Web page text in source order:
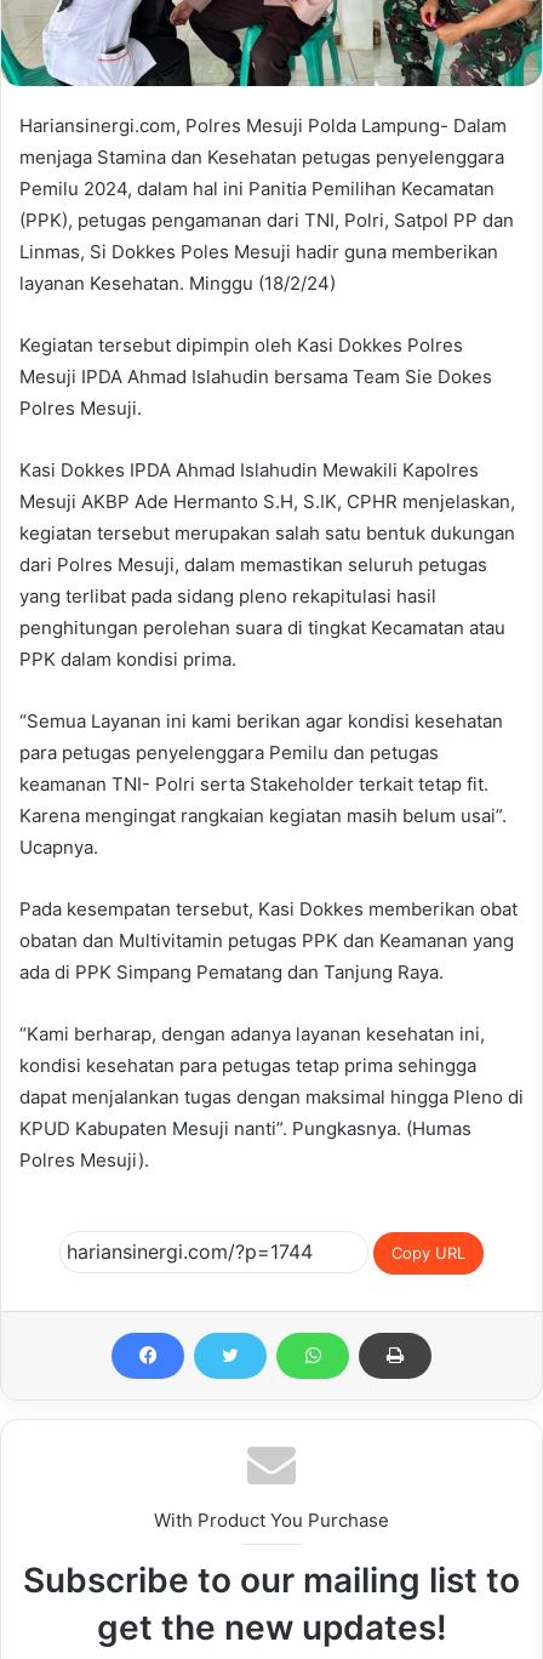
Hariansinergi.com, Polres Mesuji Polda Lampung- Dalam
menjaga Stamina dan Kesehatan petugas penyelenggara
Pemilu 2024, dalam hal ini Panitia Pemilihan Kecamatan
(PPK), petugas pengamanan dari TNI, Polri, Satpol PP dan
Linmas, Si Dokkes Poles Mesuji hadir guna memberikan
layanan Kesehatan. Minggu (18/2/24)
Kegiatan tersebut dipimpin oleh Kasi Dokkes Polres
Mesuji IPDA Ahmad Islahudin bersama Team Sie Dokes
Polres Mesuji.
Kasi Dokkes IPDA Ahmad Islahudin Mewakili Kapolres
Mesuji AKBP Ade Hermanto S.H, S.IK, CPHR menjelaskan,
kegiatan tersebut merupakan salah satu bentuk dukungan
dari Polres Mesuji, dalam memastikan seluruh petugas
yang terlibat pada sidang pleno rekapitulasi hasil
penghitungan perolehan suara di tingkat Kecamatan atau
PPK dalam kondisi prima.
“Semua Layanan ini kami berikan agar kondisi kesehatan
para petugas penyelenggara Pemilu dan petugas
keamanan TNI- Polri serta Stakeholder terkait tetap fit.
Karena mengingat rangkaian kegiatan masih belum usai”.
Ucapnya.
Pada kesempatan tersebut, Kasi Dokkes memberikan obat
obatan dan Multivitamin petugas PPK dan Keamanan yang
ada di PPK Simpang Pematang dan Tanjung Raya.
“Kami berharap, dengan adanya layanan kesehatan ini,
kondisi kesehatan para petugas tetap prima sehingga
dapat menjalankan tugas dengan maksimal hingga Pleno di
KPUD Kabupaten Mesuji nanti”. Pungkasnya. (Humas
Polres Mesuji).
Copy URL
With Product You Purchase
Subscribe to our mailing list to
get the new updates!